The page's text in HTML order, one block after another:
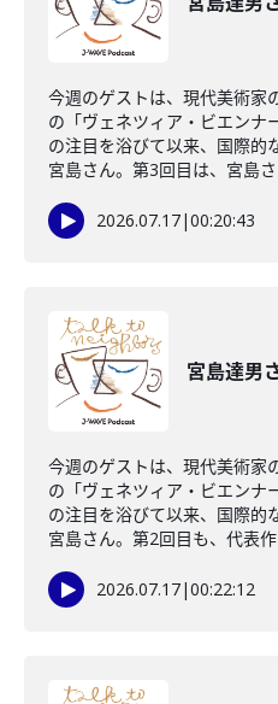
今週のゲストは、現代美術家
の「ヴェネツィア・ビエンナ
の注目を浴びて以来、国際的
宮島さん。第3回目は、宮島
2026.07.17|00:20:43
宮島達男
今週のゲストは、現代美術家
の「ヴェネツィア・ビエンナ
の注目を浴びて以来、国際的
宮島さん。第2回目も、代表
2026.07.17|00:22:12